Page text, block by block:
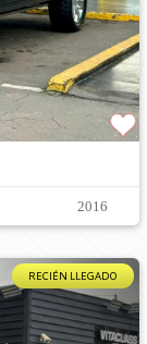
2016
RECIÉN LLEGADO